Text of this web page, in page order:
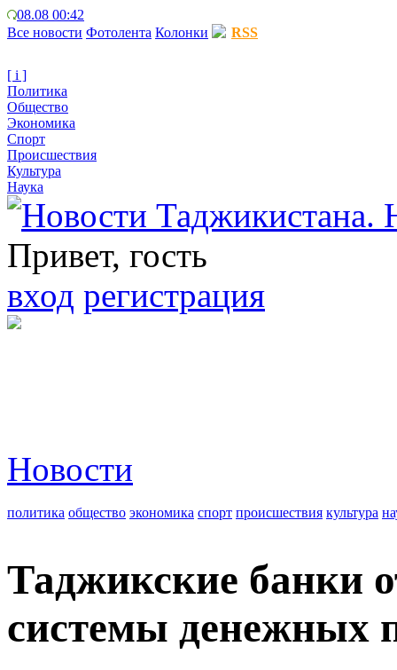
08.08 00:42
Все новости Фотолента Колонки RSS
[ i ]
Политика
Общество
Экономика
Спорт
Происшествия
Культура
Наука
Привет, гость
вход регистрация
Новости
политика общество экономика спорт происшествия культура
Таджикские банки
системы денежных